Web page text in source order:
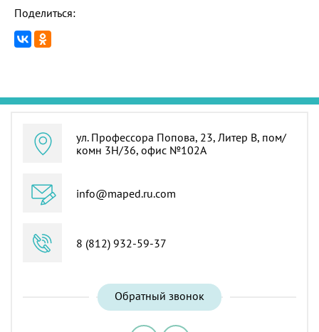
Поделиться:
ул. Профессора Попова, 23, Литер В, пом/
комн 3Н/36, офис №102А
info@maped.ru.com
8 (812) 932-59-37
Обратный звонок